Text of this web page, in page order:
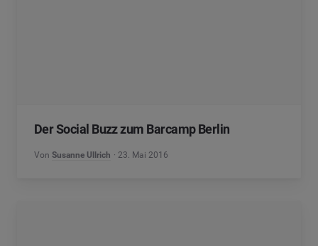
Der Social Buzz zum Barcamp Berlin
Von Susanne Ullrich 23. Mai 2016